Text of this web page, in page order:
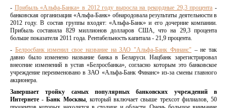
- Прибыль «Альфа-Банка» в 2012 году выросла на рекордные 29,3 процента -
банковская организация «Альфа-Банк» обнародовала результаты деятельности в
2012 году. В состав группы входят: «Альфа-Банк» и его дочерние компании.
Прибыль составила 829 миллионов долларов США, что на 29,3 процента
больше показателя 2011 года. Рентабельность капитала - 21,9 процента.
- Белросбанк изменил свое название на ЗАО "Альфа-Банк Финанс" – не так
давно было изменено название банка в Беларуси. Нацбанк зарегистрировал
внесение изменений в устав «Белросбанка», согласно которым это банковское
учреждение переименовано в ЗАО «Альфа-Банк Финанс» из-за смены главного
акционера.
Завершает тройку самых популярных банковских учреждений в
Интернете - Банк Москвы, который включает свыше трехсот филиалов, 50